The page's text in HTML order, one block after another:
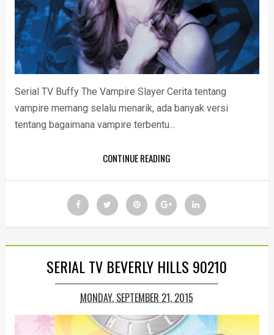
Serial TV Buffy The Vampire Slayer Cerita tentang
vampire memang selalu menarik, ada banyak versi
tentang bagaimana vampire terbentu...
CONTINUE READING
SERIAL TV BEVERLY HILLS 90210
MONDAY, SEPTEMBER 21, 2015